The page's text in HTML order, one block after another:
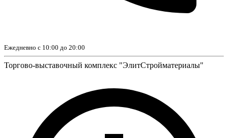
Ежедневно с 10:00 до 20:00
Торгово-выставочный комплекс "ЭлитСтройматериалы"